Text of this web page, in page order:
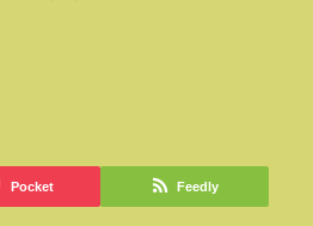
Pocket Feedly